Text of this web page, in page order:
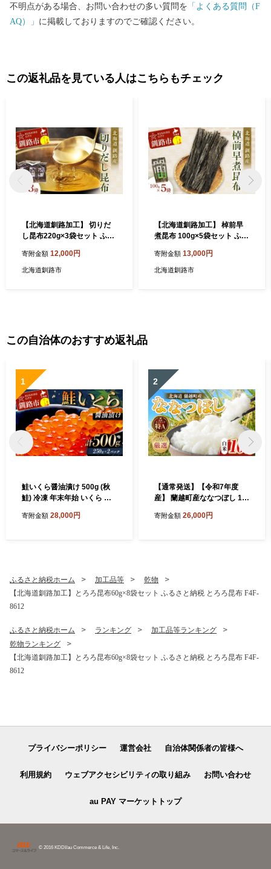
不明点がある場合、お問い合わせの多い質問を 「よくある質問（F
AQ）」 に掲載しておりますのでご確認ください。
この返礼品を見ている人はこちらもチェック
【北海道釧路加工】 切りだ
し昆布220g×3袋セット ふる
寄附金額 12,000円
北海道釧路市
【北海道釧路加工】 棹前早
煮昆布 100g×5袋セット ふる
寄附金額 13,000円
北海道釧路市
この自治体のおすすめ返礼品
1
鮭いくら醤油漬け 500g (秋
鮭) 冷凍 年末年始 いくら 鮭
海道 釧路市 F5F-0118
寄附金額 28,000円
2
【通常発送】【令和7年度
産】 蘭越町産ななつぼし 10
め お米 決済から7日前後で発
寄附金額 26,000円
ふるさと納税ホーム 加工品等
乾物
【北海道釧路加工】とろろ昆布60g×8袋セット ふるさと納税 とろろ昆布 F4F-
8612
ふるさと納税ホーム ランキング
加工品等ランキング
乾物ランキング
【北海道釧路加工】とろろ昆布60g×8袋セット ふるさと納税 とろろ昆布 F4F-
8612
プライバシーポリシー 運営会社 自治体関係者の皆様へ
利用規約 ウェブアクセシビリティの取り組み お問い合わせ
au PAY マーケットトップ
© 2016 KDDI/au Commerce & Life, Inc.